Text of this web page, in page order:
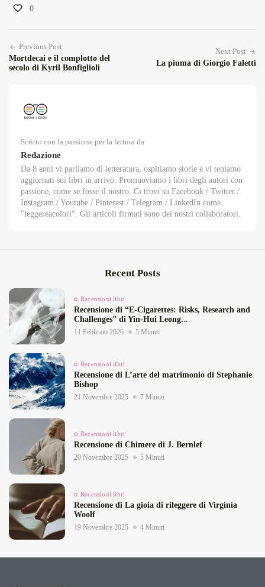
0
Previous Post
Mortdecai e il complotto del
secolo di Kyril Bonfiglioli
Next Post
La piuma di Giorgio Faletti
Scritto con la passione per la lettura da
Redazione
Da 8 anni vi parliamo di letteratura, ospitiamo storie e vi teniamo
aggiornati sui libri in arrivo. Promuoviamo i libri degli autori con
passione, come se fosse il nostro. Ci trovi su Facebook / Twitter /
Instagram / Youtube / Pinterest / Telegram / LinkedIn come
"leggereacolori". Gli articoli firmati sono dei nostri collaboratori.
Recent Posts
Recensioni libri
Recensione di “E‑Cigarettes: Risks, Research and
Challenges” di Yin‑Hui Leong...
11 Febbraio 2026 5 Minuti
Recensioni libri
Recensione di L’arte del matrimonio di Stephanie
Bishop
21 Novembre 2025 7 Minuti
Recensioni libri
Recensione di Chimere di J. Bernlef
20 Novembre 2025 5 Minuti
Recensioni libri
Recensione di La gioia di rileggere di Virginia
Woolf
19 Novembre 2025 4 Minuti